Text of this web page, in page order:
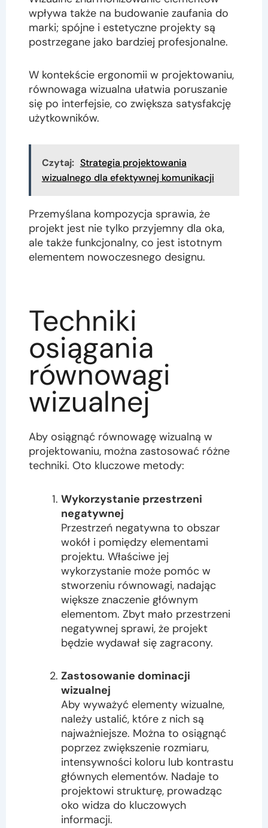
wpływa także na budowanie zaufania do
marki; spójne i estetyczne projekty są
postrzegane jako bardziej profesjonalne.
W kontekście ergonomii w projektowaniu,
równowaga wizualna ułatwia poruszanie
się po interfejsie, co zwiększa satysfakcję
użytkowników.
Czytaj: Strategia projektowania
wizualnego dla efektywnej komunikacji
Przemyślana kompozycja sprawia, że
projekt jest nie tylko przyjemny dla oka,
ale także funkcjonalny, co jest istotnym
elementem nowoczesnego designu.
Techniki
osiągania
równowagi
wizualnej
Aby osiągnąć równowagę wizualną w
projektowaniu, można zastosować różne
techniki. Oto kluczowe metody:
Wykorzystanie przestrzeni
negatywnej
Przestrzeń negatywna to obszar
wokół i pomiędzy elementami
projektu. Właściwe jej
wykorzystanie może pomóc w
stworzeniu równowagi, nadając
większe znaczenie głównym
elementom. Zbyt mało przestrzeni
negatywnej sprawi, że projekt
będzie wydawał się zagracony.
Zastosowanie dominacji
wizualnej
Aby wyważyć elementy wizualne,
należy ustalić, które z nich są
najważniejsze. Można to osiągnąć
poprzez zwiększenie rozmiaru,
intensywności koloru lub kontrastu
głównych elementów. Nadaje to
projektowi strukturę, prowadząc
oko widza do kluczowych
informacji.